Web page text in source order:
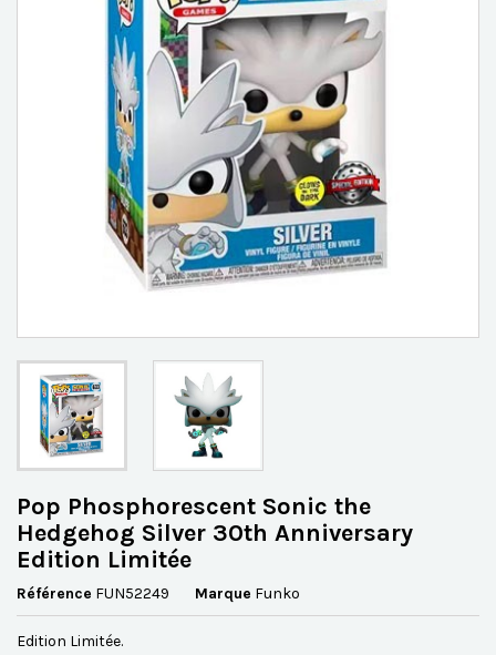
Pop Phosphorescent Sonic the
Hedgehog Silver 30th Anniversary
Edition Limitée
Référence FUN52249 Marque Funko
Edition Limitée.